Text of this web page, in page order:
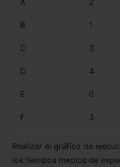
A 2
B 1
C 3
D 4
E 0
F 3
Realizar el gráfico de
los tiempos medios de